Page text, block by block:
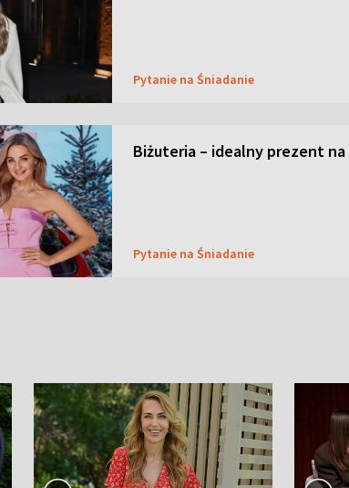
Pytanie na Śniadanie
Biżuteria – idealny prezent na
Pytanie na Śniadanie